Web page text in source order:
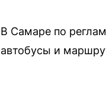
В Самаре по
автобусы и